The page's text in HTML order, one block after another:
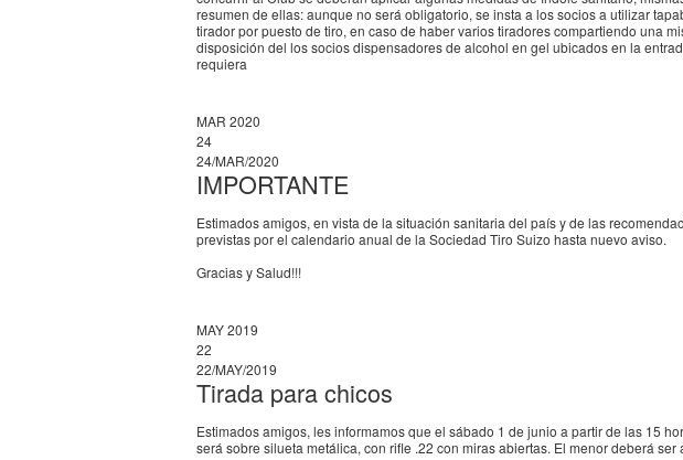
resumen de ellas: aunque no será obligatorio, se insta a los socios a utilizar
tirador por puesto de tiro, en caso de haber varios tiradores compartiendo una
disposición del los socios dispensadores de alcohol en gel ubicados en la
requiera
MAR 2020
24
24/MAR/2020
IMPORTANTE
Estimados amigos, en vista de la situación sanitaria del país y de las
previstas por el calendario anual de la Sociedad Tiro Suizo hasta nuevo aviso.
Gracias y Salud!!!
MAY 2019
22
22/MAY/2019
Tirada para chicos
Estimados amigos, les informamos que el sábado 1 de junio a partir de las 15
será sobre silueta metálica, con rifle .22 con miras abiertas. El menor deberá